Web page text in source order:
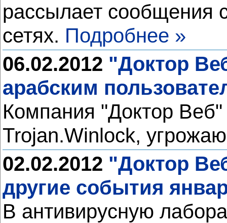
рассылает сообщения
сетях. Подробнее »
06.02.2012 "Доктор
арабским
Компания "Доктор
Trojan.Winlock,
02.02.2012 "Доктор
другие события
В антивирусную